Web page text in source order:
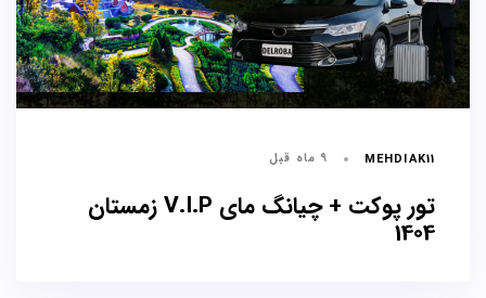
MEHDIAK11 ۹ ماه قبل
تور پوکت + چیانگ مای V.I.P زمستان
1404